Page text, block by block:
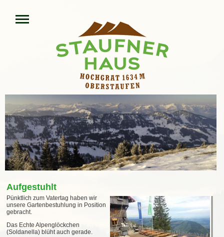
Aufgestuhlt
Pünktlich zum Vatertag haben wir
unsere Gartenbestuhlung in Position
gebracht.
Das Echte Alpenglöckchen
(Soldanella) blüht auch gerade.